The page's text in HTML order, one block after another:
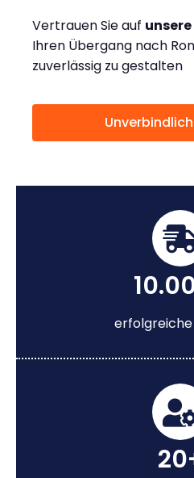
Vertrauen Sie auf
Ihren Übergang nach
zuverlässig zu gestalten
erfolgreiche